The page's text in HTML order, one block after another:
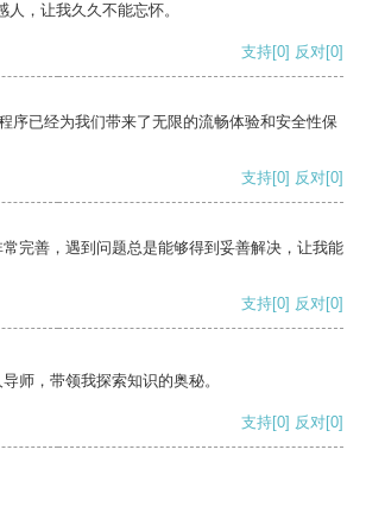
，让我久久不能忘怀。
支持[0] 反对[0]
序已经为我们带来了无限的流畅体验和安全性保
支持[0] 反对[0]
完善，遇到问题总是能够得到妥善解决，让我能
支持[0] 反对[0]
师，带领我探索知识的奥秘。
支持[0] 反对[0]